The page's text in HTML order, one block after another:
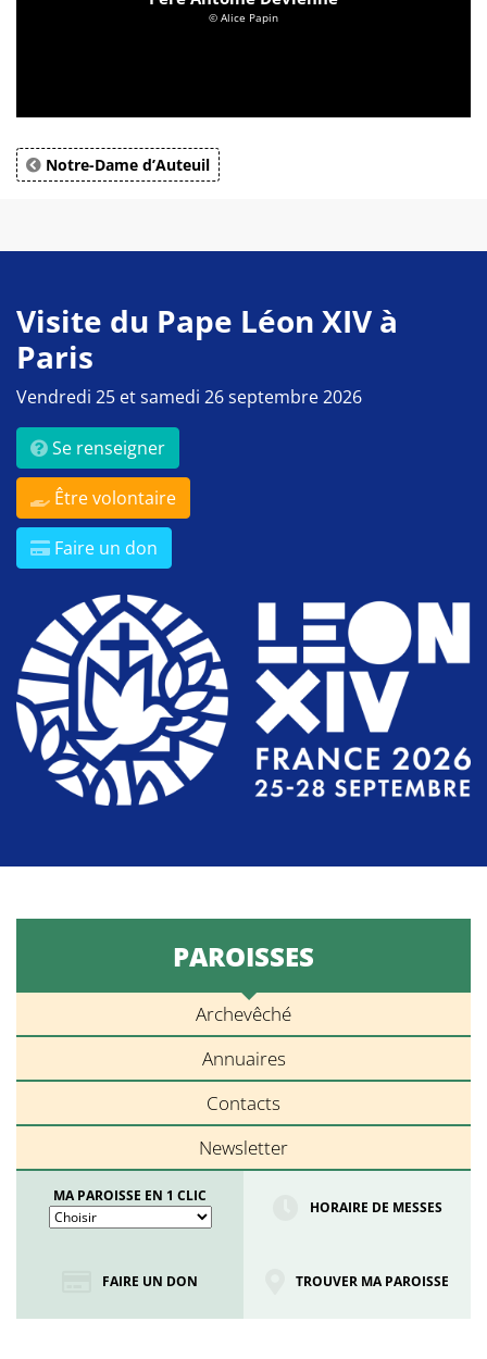
© Alice Papin
Notre-Dame d’Auteuil
Visite du Pape Léon XIV à
Paris
Vendredi 25 et samedi 26 septembre 2026
Se renseigner
Être volontaire
Faire un don
PAROISSES
Archevêché
Annuaires
Contacts
Newsletter
MA PAROISSE EN 1 CLIC
HORAIRE DE MESSES
FAIRE UN DON TROUVER MA PAROISSE